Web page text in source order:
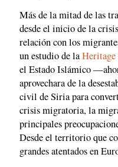
Más de la mitad de las
desde el inicio de la
relación con los
un estudio de la
el Estado Islámico
aprovechara de la
civil de Siria para
crisis migratoria, la
principales
Desde el territorio que
grandes atentados en